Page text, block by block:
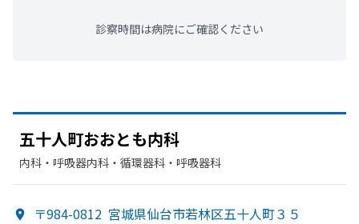
診察時間は病院にご確認ください
五十人町おおとも内科
内科・​呼吸器内科・​循環器科・​呼吸器科
〒984-0812 宮城県仙台市若林区五十人町３５